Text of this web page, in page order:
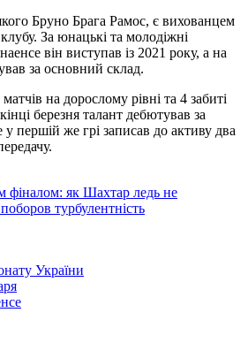
Бруно Брага Рамос, є вихованцем
За юнацькі та молодіжні
він виступав із 2021 року, а на
за основний склад.
на дорослому рівні та 4 забиті
березня талант дебютував за
у першій же грі записав до активу два
як Шахтар ледь не
турбулентність
України